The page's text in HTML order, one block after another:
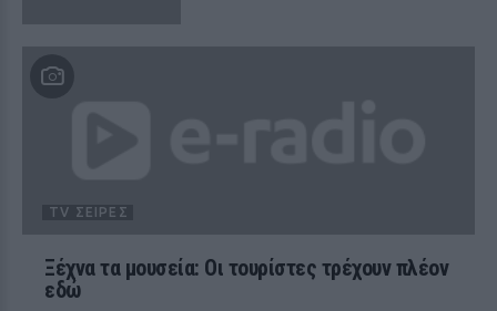
TV ΣΕΙΡΈΣ
Ξέχνα τα μουσεία: Οι τουρίστες τρέχουν πλέον
εδώ